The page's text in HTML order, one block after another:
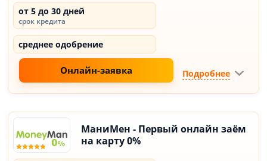
от 5 до 30 дней
срок кредита
среднее одобрение
Онлайн-заявка Подробнее
МаниМен - Первый онлайн заём
на карту 0%